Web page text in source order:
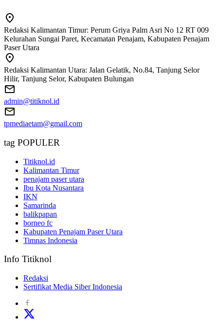
Redaksi Kalimantan Timur: Perum Griya Palm Asri No 12 RT 009
Kelurahan Sungai Paret, Kecamatan Penajam, Kabupaten Penajam
Paser Utara
Redaksi Kalimantan Utara: Jalan Gelatik, No.84, Tanjung Selor
Hilir, Tanjung Selor, Kabupaten Bulungan
admin@titiknol.id
tpmediaetam@gmail.com
tag POPULER
Titiknol.id
Kalimantan Timur
penajam paser utara
Ibu Kota Nusantara
IKN
Samarinda
balikpapan
borneo fc
Kabupaten Penajam Paser Utara
Timnas Indonesia
Info Titiknol
Redaksi
Sertifikat Media Siber Indonesia